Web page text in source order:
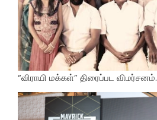
“விராயி மக்கள்” திரைப்பட விமர்சனம்.